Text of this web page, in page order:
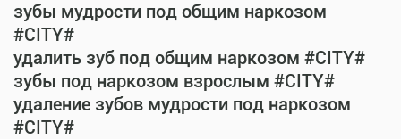
зубы мудрости под общим наркозом
#CITY#
удалить зуб под общим наркозом #CITY#
зубы под наркозом взрослым #CITY#
удаление зубов мудрости под наркозом
#CITY#